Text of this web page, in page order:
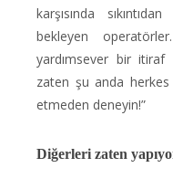
karşısında
bekleyen
yardımsever bir
zaten şu anda
etmeden deneyin!”
Diğerleri zaten